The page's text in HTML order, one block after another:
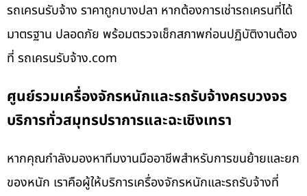
รถเครนรับจ้าง ราคาถูกบางปลา หากต้องการเช่ารถเครนที่ได้
มาตรฐาน ปลอดภัย พร้อมตรวจเช็กสภาพก่อนปฏิบัติงานต้อง
ที่ รถเครนรับจ้าง.com
ศูนย์รวมเครื่องจักรหนักและรถรับจ้างครบวงจร
บริการทั่วสมุทรปราการและฉะเชิงเทรา
หากคุณกำลังมองหาทีมงานมืออาชีพสำหรับการขนย้ายและยก
ของหนัก เราคือผู้ให้บริการเครื่องจักรหนักและรถรับจ้างที่